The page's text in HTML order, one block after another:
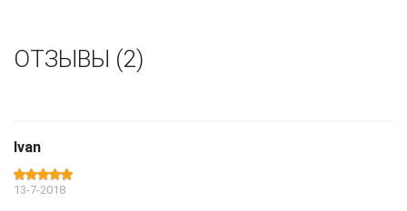
ОТЗЫВЫ (2)
Ivan
13-7-2018